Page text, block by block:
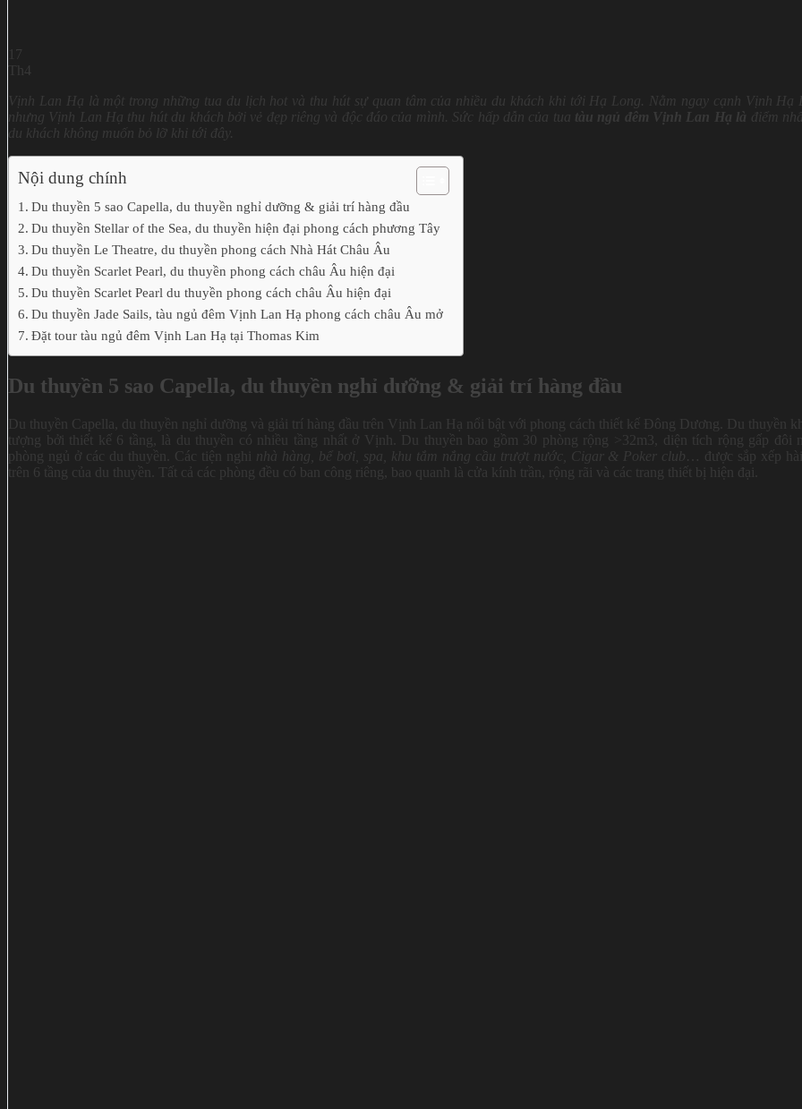
17
Th4
Vịnh Lan Hạ là một trong những tua du lịch hot và thu hút sự quan tâm của nhiều du khách khi tới Hạ Long. Nằm ngay cạnh Vịnh Hạ
nhưng Vịnh Lan Hạ thu hút du khách bởi vẻ đẹp riêng và độc đáo của mình. Sức hấp dẫn của tua tàu ngủ đêm Vịnh Lan Hạ là điểm
du khách không muốn bỏ lỡ khi tới đây.
Nội dung chính
Du thuyền 5 sao Capella, du thuyền nghỉ dưỡng & giải trí hàng đầu
Du thuyền Stellar of the Sea, du thuyền hiện đại phong cách phương Tây
Du thuyền Le Theatre, du thuyền phong cách Nhà Hát Châu Âu
Du thuyền Scarlet Pearl, du thuyền phong cách châu Âu hiện đại
Du thuyền Scarlet Pearl du thuyền phong cách châu Âu hiện đại
Du thuyền Jade Sails, tàu ngủ đêm Vịnh Lan Hạ phong cách châu Âu mở
Đặt tour tàu ngủ đêm Vịnh Lan Hạ tại Thomas Kim
Du thuyền 5 sao Capella, du thuyền nghỉ dưỡng & giải trí hàng đầu
Du thuyền Capella, du thuyền nghỉ dưỡng và giải trí hàng đầu trên Vịnh Lan Hạ nổi bật với phong cách thiết kế Đông Dương. Du thuyền
tượng bởi thiết kế 6 tầng, là du thuyền có nhiều tầng nhất ở Vịnh. Du thuyền bao gồm 30 phòng rộng >32m3, diện tích rộng gấp đôi
phòng ngủ ở các du thuyền. Các tiện nghi nhà hàng, bể bơi, spa, khu tắm nắng cầu trượt nước, Cigar & Poker club … được sắp xếp
trên 6 tầng của du thuyền. Tất cả các phòng đều có ban công riêng, bao quanh là cửa kính trần, rộng rãi và các trang thiết bị hiện đại.